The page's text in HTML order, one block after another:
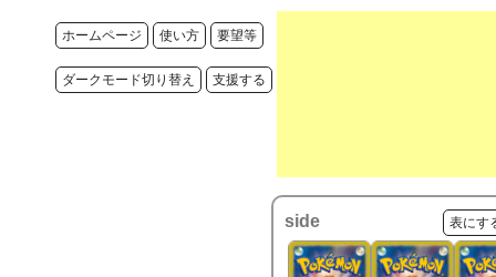
ホームページ 使い方 要望等
ダークモード切り替え 支援する
side 表にす